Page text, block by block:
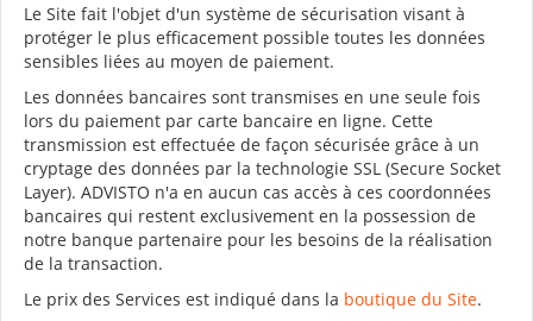
Le Site fait l'objet d'un système de sécurisation visant à
protéger le plus efficacement possible toutes les données
sensibles liées au moyen de paiement.
Les données bancaires sont transmises en une seule fois
lors du paiement par carte bancaire en ligne. Cette
transmission est effectuée de façon sécurisée grâce à un
cryptage des données par la technologie SSL (Secure Socket
Layer). ADVISTO n'a en aucun cas accès à ces coordonnées
bancaires qui restent exclusivement en la possession de
notre banque partenaire pour les besoins de la réalisation
de la transaction.
Le prix des Services est indiqué dans la boutique du Site.